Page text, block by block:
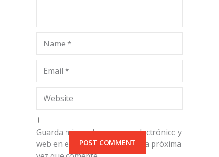
Name *
Email *
Website
Guarda mi nombre, correo electrónico y
web en este navegador para la próxima